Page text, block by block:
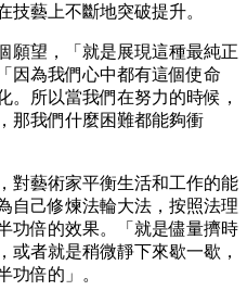
技藝上不斷地突破提升。
願望，「就是展現這種最純正
因為我們心中都有這個使命
所以當我們在努力的時候，
那我們什麼困難都能夠衝
對藝術家平衡生活和工作的能
自己修煉法輪大法，按照法理
功倍的效果。「就是儘量擠時
或者就是稍微靜下來歇一歇，
功倍的」。